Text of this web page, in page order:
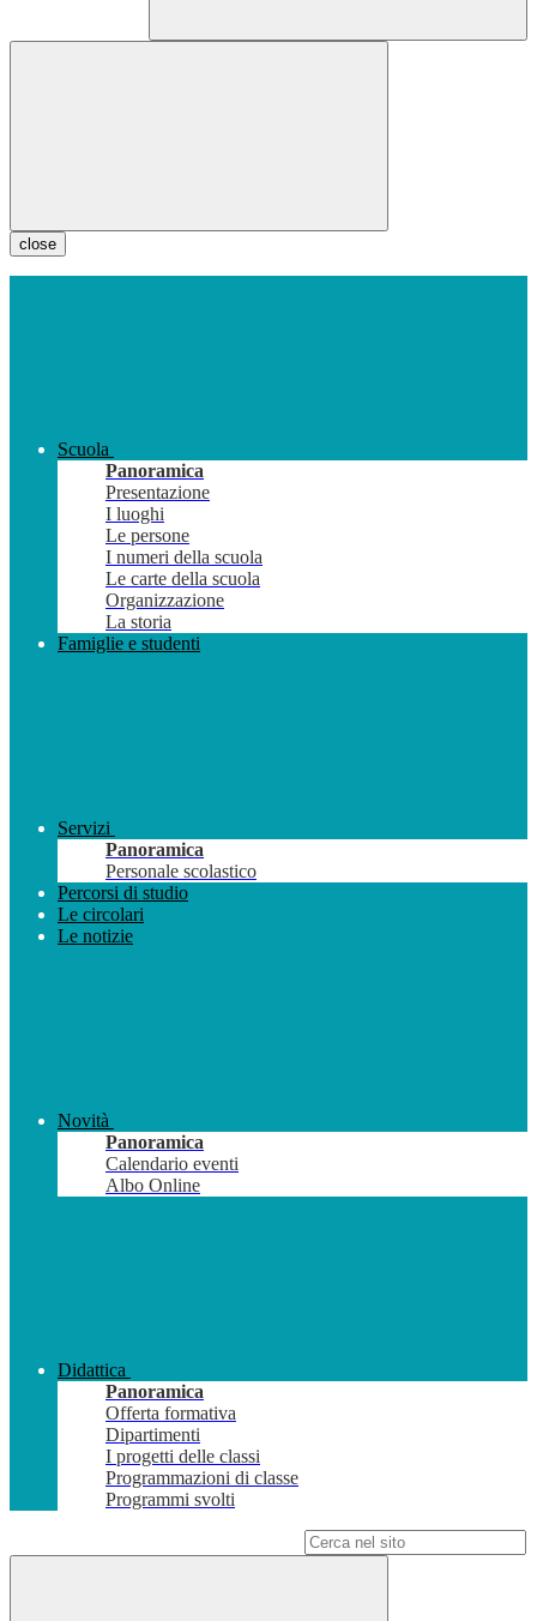
close
Scuola
Panoramica
Presentazione
I luoghi
Le persone
I numeri della scuola
Le carte della scuola
Organizzazione
La storia
Famiglie e studenti
Servizi
Panoramica
Personale scolastico
Percorsi di studio
Le circolari
Le notizie
Novità
Panoramica
Calendario eventi
Albo Online
Didattica
Panoramica
Offerta formativa
Dipartimenti
I progetti delle classi
Programmazioni di classe
Programmi svolti